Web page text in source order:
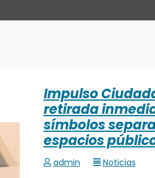
Impulso
retirada
símbolos
espacios
admin Noticias